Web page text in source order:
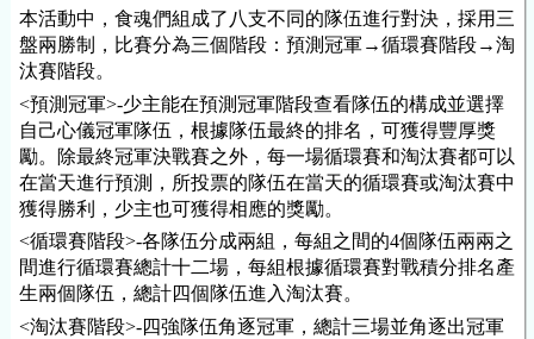
本活動中，食魂們組成了八支不同的隊伍進行對決，採用三
盤兩勝制，比賽分為三個階段：預測冠軍→循環賽階段→淘
汰賽階段。
<預測冠軍>-少主能在預測冠軍階段查看隊伍的構成並選擇
自己心儀冠軍隊伍，根據隊伍最終的排名，可獲得豐厚獎
勵。除最終冠軍決戰賽之外，每一場循環賽和淘汰賽都可以
在當天進行預測，所投票的隊伍在當天的循環賽或淘汰賽中
獲得勝利，少主也可獲得相應的獎勵。
<循環賽階段>-各隊伍分成兩組，每組之間的4個隊伍兩兩之
間進行循環賽總計十二場，每組根據循環賽對戰積分排名產
生兩個隊伍，總計四個隊伍進入淘汰賽。
<淘汰賽階段>-四強隊伍角逐冠軍，總計三場並角逐出冠軍